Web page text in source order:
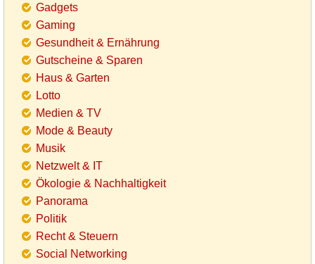
Gadgets
Gaming
Gesundheit & Ernährung
Gutscheine & Sparen
Haus & Garten
Lotto
Medien & TV
Mode & Beauty
Musik
Netzwelt & IT
Ökologie & Nachhaltigkeit
Panorama
Politik
Recht & Steuern
Social Networking